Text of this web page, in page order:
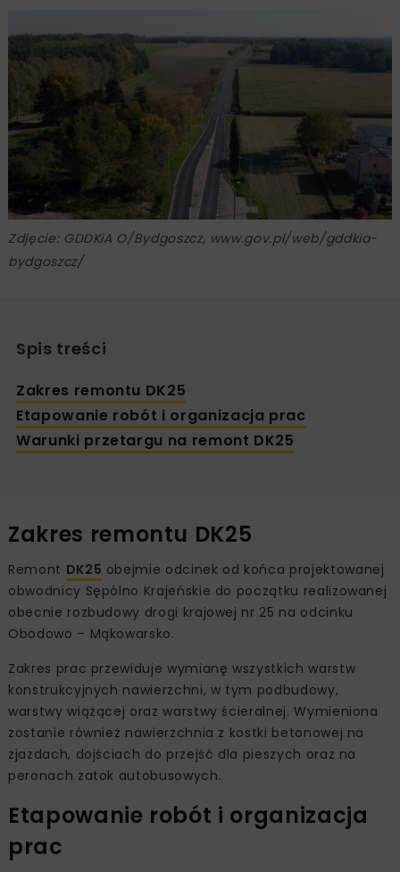
Zdjęcie: GDDKiA O/Bydgoszcz, www.gov.pl/web/gddkia-
bydgoszcz/
Spis treści
Zakres remontu DK25
Etapowanie robót i organizacja prac
Warunki przetargu na remont DK25
Zakres remontu DK25
Remont DK25 obejmie odcinek od końca projektowanej
obwodnicy Sępólno Krajeńskie do początku realizowanej
obecnie rozbudowy drogi krajowej nr 25 na odcinku
Obodowo – Mąkowarsko.
Zakres prac przewiduje wymianę wszystkich warstw
konstrukcyjnych nawierzchni, w tym podbudowy,
warstwy wiążącej oraz warstwy ścieralnej. Wymieniona
zostanie również nawierzchnia z kostki betonowej na
zjazdach, dojściach do przejść dla pieszych oraz na
peronach zatok autobusowych.
Etapowanie robót i organizacja
prac